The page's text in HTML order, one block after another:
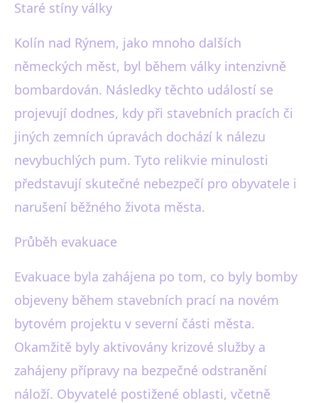
Staré stíny války
Kolín nad Rýnem, jako mnoho dalších
německých měst, byl během války intenzivně
bombardován. Následky těchto událostí se
projevují dodnes, kdy při stavebních pracích či
jiných zemních úpravách dochází k nálezu
nevybuchlých pum. Tyto relikvie minulosti
představují skutečné nebezpečí pro obyvatele i
narušení běžného života města.
Průběh evakuace
Evakuace byla zahájena po tom, co byly bomby
objeveny během stavebních prací na novém
bytovém projektu v severní části města.
Okamžitě byly aktivovány krizové služby a
zahájeny přípravy na bezpečné odstranění
náloží. Obyvatelé postižené oblasti, včetně